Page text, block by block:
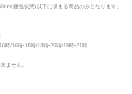
梱包状態)以下に収まる商品のみとなります。
時/16時-18時/18時-20時/19時-21時
ません。